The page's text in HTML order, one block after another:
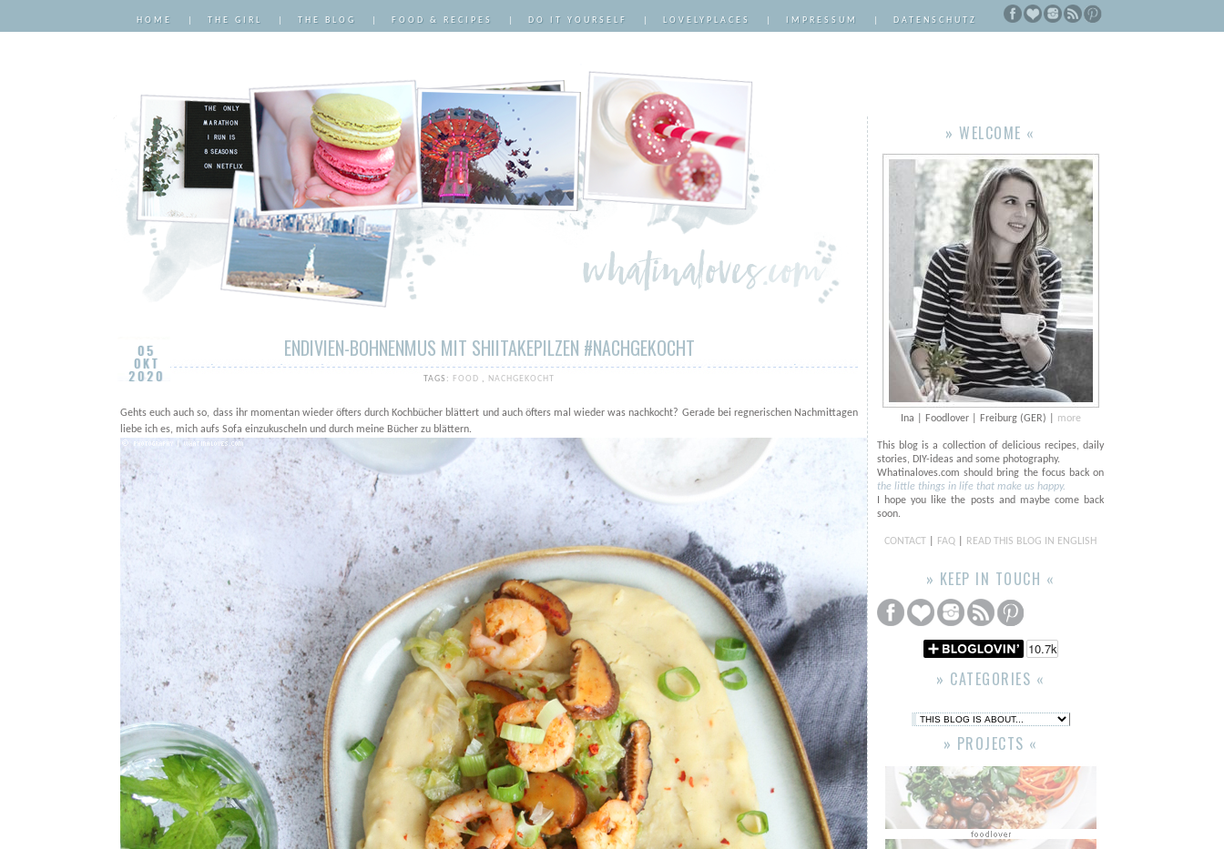
HOME THE GIRL THE BLOG FOOD & RECIPES DO IT YOURSELF LOVELYPLACES IMPRESSUM DATENSCHUTZ
ENDIVIEN-BOHNENMUS MIT SHIITAKEPILZEN #NACHGEKOCHT
05
OKT
2020 TAGS: FOOD , NACHGEKOCHT
Gehts euch auch so, dass ihr momentan wieder öfters durch Kochbücher blättert und auch öfters mal wieder was nachkocht? Gerade bei regnerischen Nachmittagen
liebe ich es, mich aufs Sofa einzukuscheln und durch meine Bücher zu blättern.
» WELCOME «
Ina | Foodlover | Freiburg (GER) | more
This blog is a collection of delicious recipes, daily
stories, DIY-ideas and some photography.
Whatinaloves.com should bring the focus back on
the little things in life that make us happy.
I hope you like the posts and maybe come back
soon.
CONTACT FAQ READ THIS BLOG IN ENGLISH
» KEEP IN TOUCH «
» CATEGORIES «
» PROJECTS «